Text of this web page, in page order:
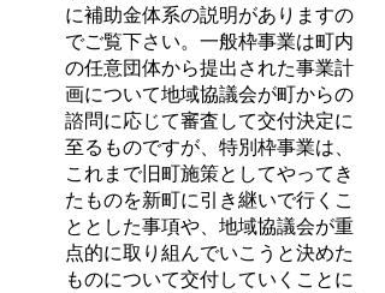
に補助金体系の説明がありますの
でご覧下さい。一般枠事業は町内
の任意団体から提出された事業計
画について地域協議会が町からの
諮問に応じて審査して交付決定に
至るものですが、特別枠事業は、
これまで旧町施策としてやってき
たものを新町に引き継いで行くこ
ととした事項や、地域協議会が重
点的に取り組んでいこうと決めた
ものについて交付していくことに